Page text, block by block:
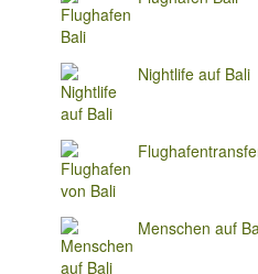
Nightlife auf Bali
Menschen auf